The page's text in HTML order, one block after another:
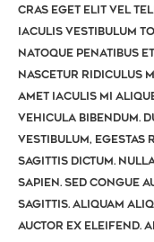
Cras eget elit vel
iaculis vestibulum
natoque penatibus
nascetur ridiculus
amet iaculis mi
vehicula bibendum.
vestibulum,
sagittis dictum.
sapien. Sed
sagittis. Aliquam
auctor ex eleifend.